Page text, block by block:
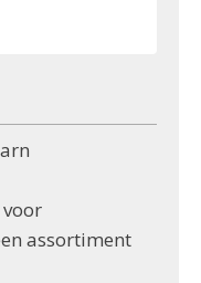
assortiment